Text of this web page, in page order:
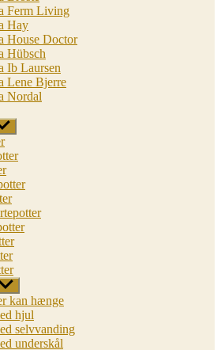
Ferm Living
Hay
House Doctor
Hübsch
Ib Laursen
Lene Bjerre
Nordal
kan hænge
hjul
selvvanding
underskål